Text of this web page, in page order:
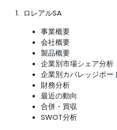
ロレアルSA
事業概要
会社概要
製品概要
企業別市場シェア分析
企業別カバレッジポー
財務分析
最近の動向
合併・買収
SWOT分析